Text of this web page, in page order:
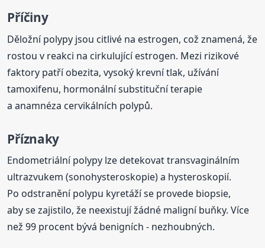
Příčiny
Děložní polypy jsou citlivé na estrogen, což znamená, že
rostou v reakci na cirkulující estrogen. Mezi rizikové
faktory patří obezita, vysoký krevní tlak, užívání
tamoxifenu, hormonální substituční terapie
a anamnéza cervikálních polypů.
Příznaky
Endometriální polypy lze detekovat transvaginálním
ultrazvukem (sonohysteroskopie) a hysteroskopií.
Po odstranění polypu kyretáží se provede biopsie,
aby se zajistilo, že neexistují žádné maligní buňky. Více
než 99 procent bývá benigních - nezhoubných.